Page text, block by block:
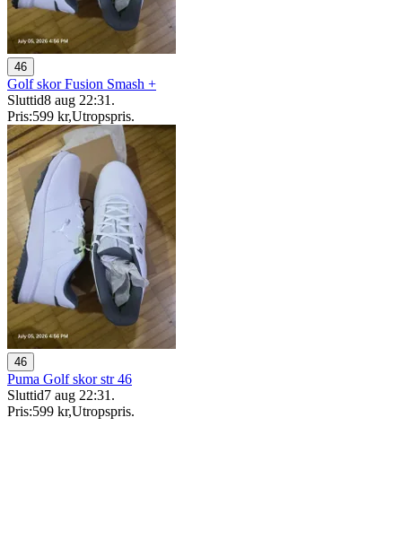
46
Golf skor Fusion Smash +
Sluttid8 aug 22:31 .
Pris:599 kr,Utropspris.
46
Puma Golf skor str 46
Sluttid7 aug 22:31 .
Pris:599 kr,Utropspris.